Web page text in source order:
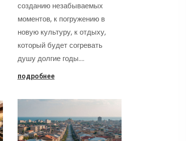
созданию незабываемых
моментов, к погружению в
новую культуру, к отдыху,
который будет согревать
душу долгие годы.…
подробнее